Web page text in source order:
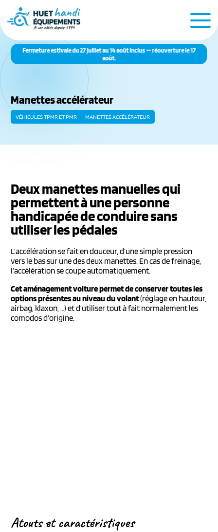
Fermeture estivale du 27 juillet au 14 août inclus — réouverture le 17
août.
Manettes accélérateur
VÉHICULES TPMR ET PMR MANETTES ACCÉLÉRATEUR
Deux manettes manuelles qui
permettent à une personne
handicapée de conduire sans
utiliser les pédales
L’accélération se fait en douceur, d’une simple pression
vers le bas sur une des deux manettes. En cas de freinage,
l’accélération se coupe automatiquement.
Cet aménagement voiture permet de conserver toutes les
options présentes au niveau du volant(réglage en hauteur,
airbag, klaxon, …) et d’utiliser tout à fait normalement les
comodos d’origine.
Atouts et caractéristiques